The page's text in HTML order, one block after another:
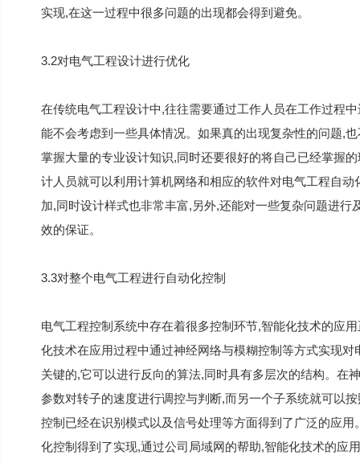
实现,在这一过程中很多问题的出现都会得到避免。
3.2对电气工程设计进行优化
在传统电气工程设计中,往往需要通过工作人员在工作过程
能不会考虑到一些具体情况。如果真的出现复杂性的问题,
掌握大量的专业设计知识,同时还要很好的将自己已经掌握
计人员就可以利用计算机网络和相应的软件对电气工程自
加,同时设计样式也非常丰富,另外,还能对一些复杂问题进
效的保证。
3.3对整个电气工程进行自动化控制
电气工程控制系统中存在着很多控制环节,智能化技术的应
化技术在应用过程中通过神经网络与模糊控制等方式实现
关键的,它可以进行反向的算法,同时具有多层次的结构。在
参数对转子的速度进行调控与判断,而另一个子系统就可以
控制已经在识别模式以及信号处理等方面得到了广泛的应
化控制得到了实现,通过公司局域网的帮助,智能化技术的应